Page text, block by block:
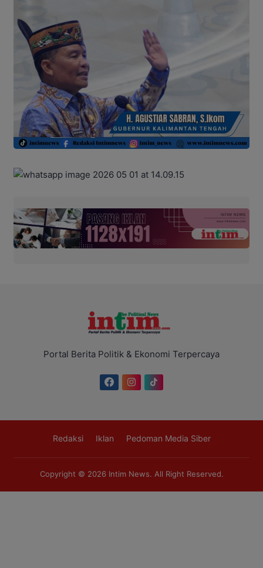
Portal Berita Politik & Ekonomi Terpercaya
Redaksi Iklan Pedoman Media Siber
Copyright © 2026 Intim News. All Right Reserved.